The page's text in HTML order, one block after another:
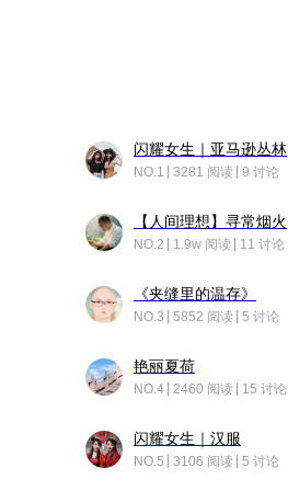
闪耀女生｜亚马逊丛林
NO.1 3281 阅读 9 讨论
【人间理想】寻常烟火
NO.2 1.9w 阅读 11 讨论
《夹缝里的温存》
NO.3 5852 阅读 5 讨论
艳丽夏荷
NO.4 2460 阅读 15 讨论
闪耀女生｜汉服
NO.5 3106 阅读 5 讨论